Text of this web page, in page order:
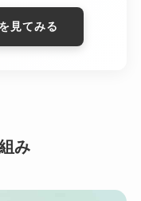
見てみる
み